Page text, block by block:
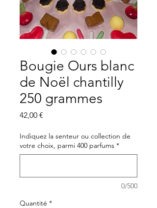
Bougie Ours blanc
de Noël chantilly
250 grammes
42,00 €
Indiquez la senteur ou collection de
votre choix, parmi 400 parfums *
0/500
Quantité *